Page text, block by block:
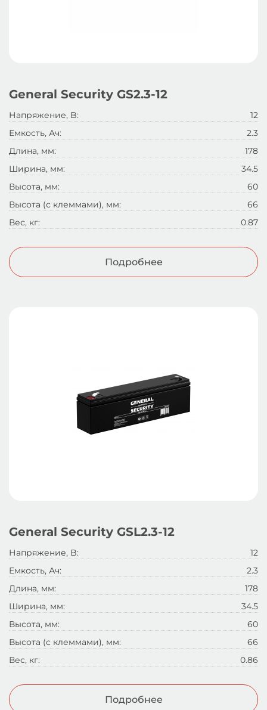
General Security GS2.3-12
Напряжение, B:
12
Емкость, Ач:
2.3
Длина, мм:
178
Ширина, мм:
34.5
Высота, мм:
60
Высота (с клеммами), мм:
66
Вес, кг:
0.87
Подробнее
General Security GSL2.3-12
Напряжение, B:
12
Емкость, Ач:
2.3
Длина, мм:
178
Ширина, мм:
34.5
Высота, мм:
60
Высота (с клеммами), мм:
66
Вес, кг:
0.86
Подробнее